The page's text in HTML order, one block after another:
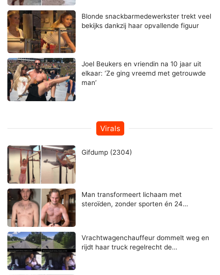
Blonde snackbarmedewerkster trekt veel
bekijks dankzij haar opvallende figuur
Joel Beukers en vriendin na 10 jaar uit
elkaar: ‘Ze ging vreemd met getrouwde
man’
Virals
Gifdump (2304)
Man transformeert lichaam met
steroïden, zonder sporten én 24…
Vrachtwagenchauffeur dommelt weg en
rijdt haar truck regelrecht de…